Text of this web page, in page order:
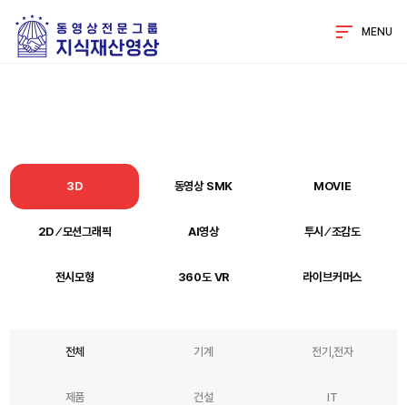
MENU
3D 동영상 SMK MOVIE
2D ⁄ 모션그래픽 AI영상 투시 ⁄ 조감도
전시모형 360도 VR 라이브커머스
전체 기계 전기,전자
제품 건설 IT